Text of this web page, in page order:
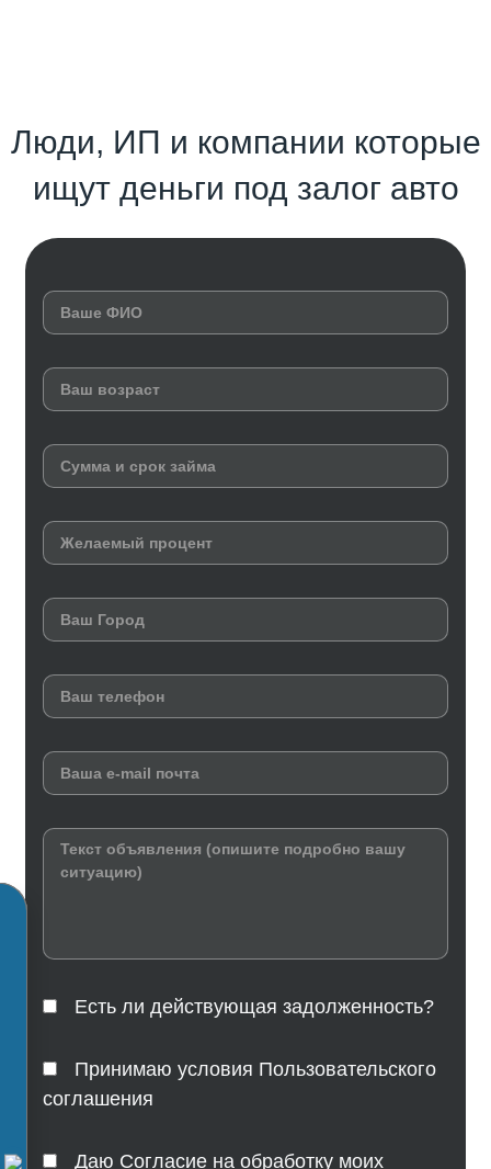
Люди, ИП и компании которые
ищут деньги под залог авто
Есть ли действующая задолженность?
Принимаю условия Пользовательского
соглашения
Даю Согласие на обработку моих